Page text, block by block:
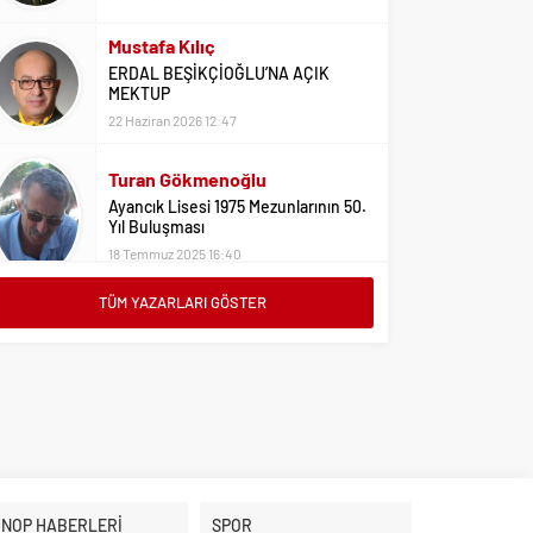
Mustafa Kılıç
ERDAL BEŞİKÇİOĞLU’NA AÇIK
MEKTUP
22 Haziran 2026 12:47
Turan Gökmenoğlu
Ayancık Lisesi 1975 Mezunlarının 50.
Yıl Buluşması
18 Temmuz 2025 16:40
Adil Yıldız
TÜM YAZARLARI GÖSTER
HABERLERİ SPOR